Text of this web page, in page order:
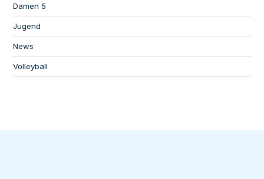
Damen 5
Jugend
News
Volleyball